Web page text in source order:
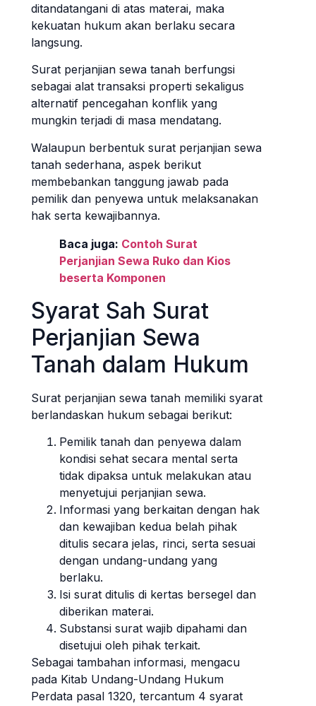
ditandatangani di atas materai, maka
kekuatan hukum akan berlaku secara
langsung.
Surat perjanjian sewa tanah berfungsi
sebagai alat transaksi properti sekaligus
alternatif pencegahan konflik yang
mungkin terjadi di masa mendatang.
Walaupun berbentuk surat perjanjian sewa
tanah sederhana, aspek berikut
membebankan tanggung jawab pada
pemilik dan penyewa untuk melaksanakan
hak serta kewajibannya.
Baca juga: Contoh Surat
Perjanjian Sewa Ruko dan Kios
beserta Komponen
Syarat Sah Surat
Perjanjian Sewa
Tanah dalam Hukum
Surat perjanjian sewa tanah memiliki syarat
berlandaskan hukum sebagai berikut:
Pemilik tanah dan penyewa dalam
kondisi sehat secara mental serta
tidak dipaksa untuk melakukan atau
menyetujui perjanjian sewa.
Informasi yang berkaitan dengan hak
dan kewajiban kedua belah pihak
ditulis secara jelas, rinci, serta sesuai
dengan undang-undang yang
berlaku.
Isi surat ditulis di kertas bersegel dan
diberikan materai.
Substansi surat wajib dipahami dan
disetujui oleh pihak terkait.
Sebagai tambahan informasi, mengacu
pada Kitab Undang-Undang Hukum
Perdata pasal 1320, tercantum 4 syarat